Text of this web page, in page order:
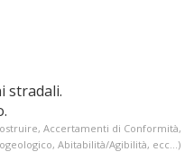
stradali.
Accertamenti di Conformità,
Abitabilità/Agibilità, ecc…)